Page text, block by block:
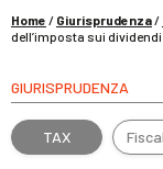
Home / Giurisprudenza/
dell’imposta sui dividendi
GIURISPRUDENZA
TAX